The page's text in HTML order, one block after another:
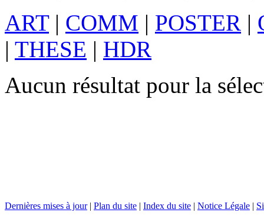
ART| COMM | POSTER |
| THESE | HDR
Aucun résultat pour la
Dernières mises à jour| Plan du site | Index du site | Notice Légale |